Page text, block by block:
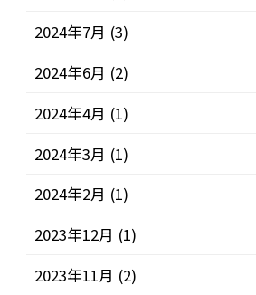
2024年7月 (3)
2024年6月 (2)
2024年4月 (1)
2024年3月 (1)
2024年2月 (1)
2023年12月 (1)
2023年11月 (2)